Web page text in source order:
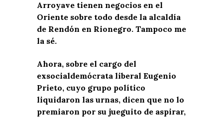
Arroyave tienen negocios en el
Oriente sobre todo desde la alcaldía
de Rendón en Rionegro. Tampoco me
la sé.
Ahora, sobre el cargo del
exsocialdemócrata liberal Eugenio
Prieto, cuyo grupo político
liquidaron las urnas, dicen que no lo
premiaron por su jueguito de aspirar,